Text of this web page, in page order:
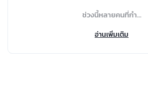
ช่วงนี้หลายคนที่กำ...
อ่านเพิ่มเติม